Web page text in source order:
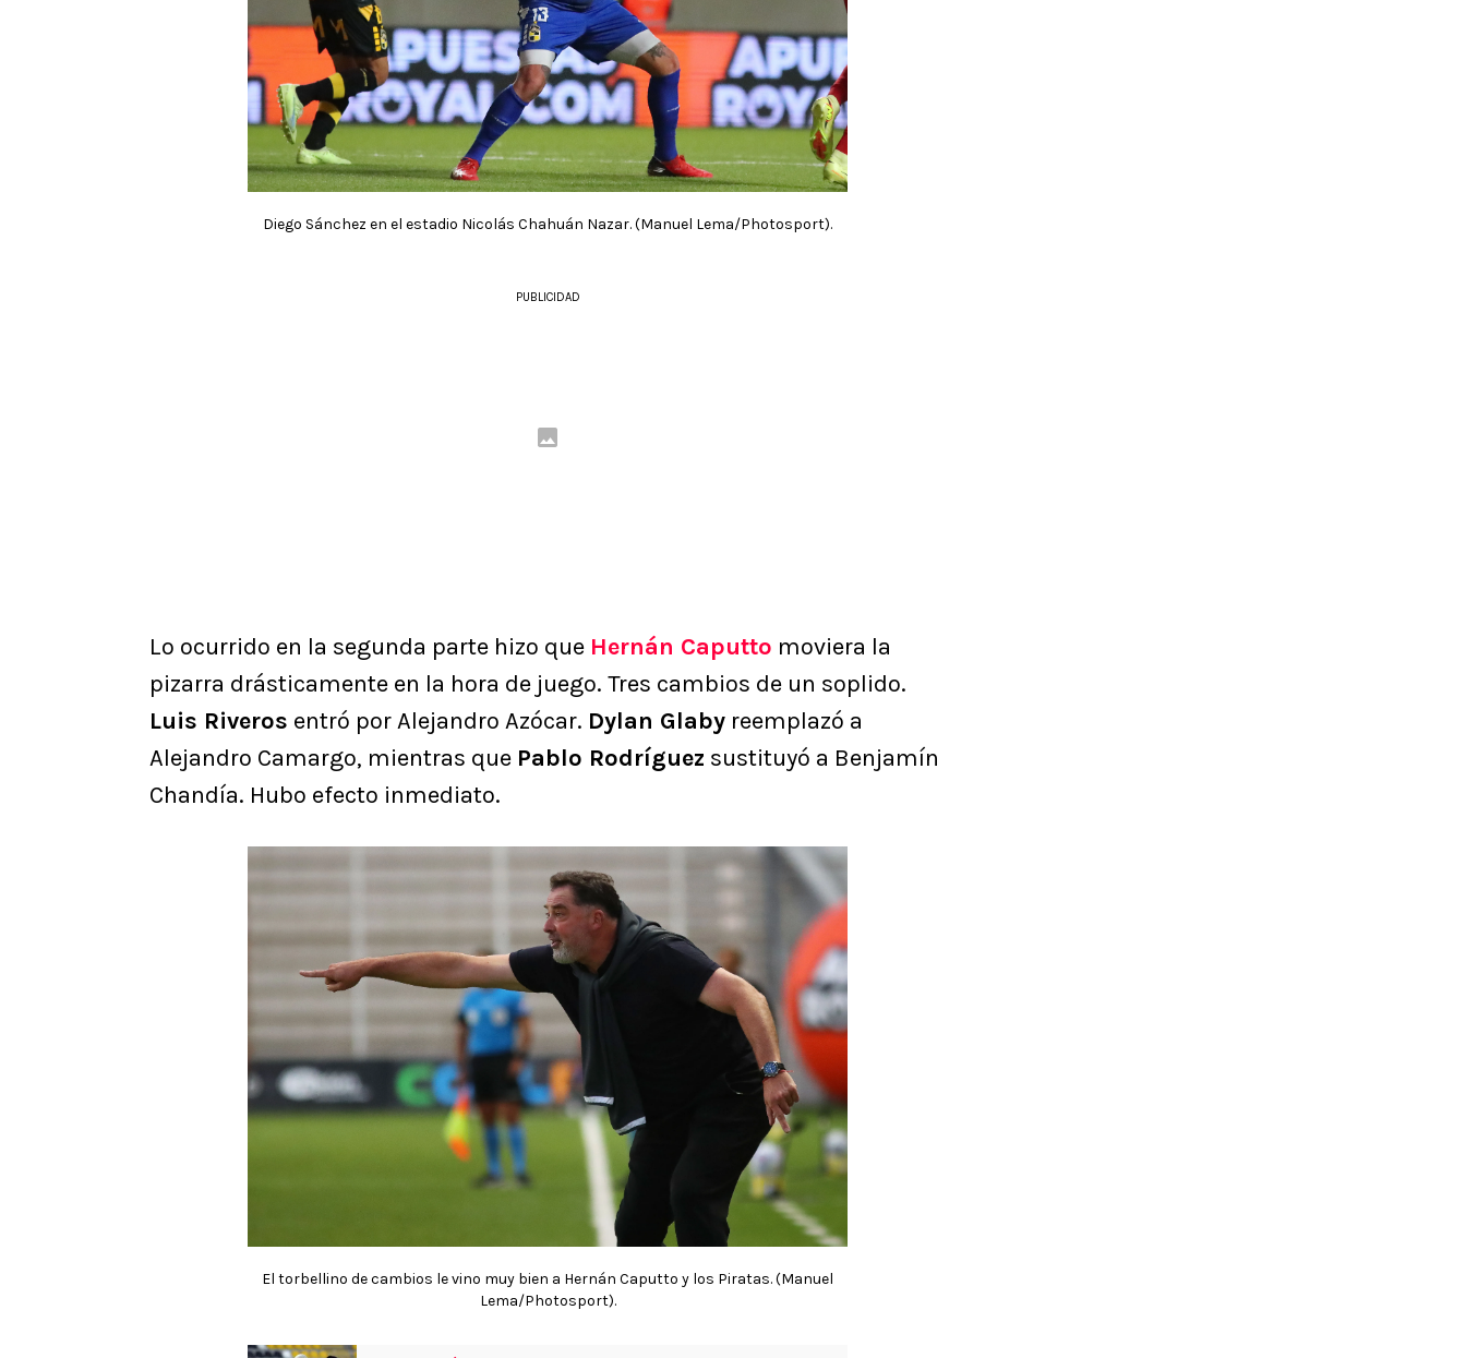
Diego Sánchez en el estadio Nicolás Chahuán Nazar. (Manuel Lema/Photosport).
PUBLICIDAD
Lo ocurrido en la segunda parte hizo que Hernán Caputto moviera la
pizarra drásticamente en la hora de juego. Tres cambios de un soplido.
Luis Riveros entró por Alejandro Azócar. Dylan Glaby reemplazó a
Alejandro Camargo, mientras que Pablo Rodríguez sustituyó a Benjamín
Chandía. Hubo efecto inmediato.
El torbellino de cambios le vino muy bien a Hernán Caputto y los Piratas. (Manuel
Lema/Photosport).